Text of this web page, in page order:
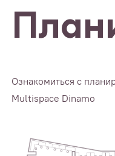
Ознакомиться с
Multispace Dinamo